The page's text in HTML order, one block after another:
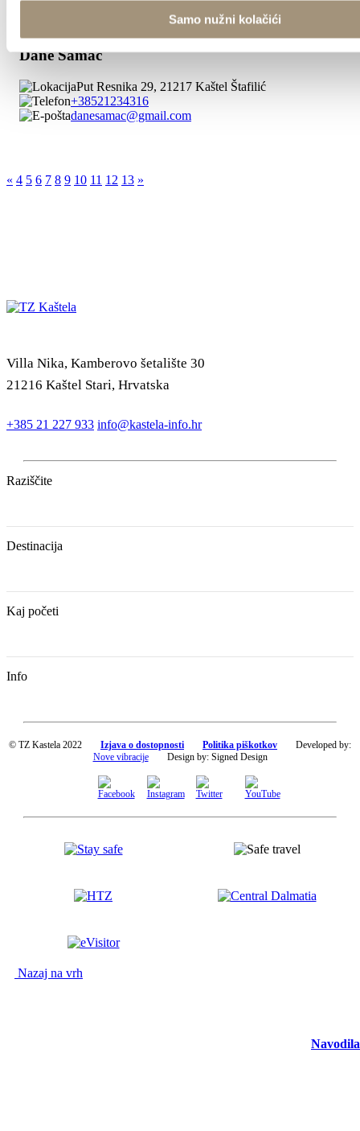
Samo nužni kolačići
Dane Samac
Put Resnika 29, 21217 Kaštel Štafilić
+38521234316
danesamac@gmail.com
« 4 5 6 7 8 9 10 11 12 13 »
Villa Nika, Kamberovo šetalište 30
21216 Kaštel Stari, Hrvatska
Navodila
+385 21 227 933 info@kastela-info.hr
Raziščite
Destinacija
Kaj početi
Info
© TZ Kastela 2022 Izjava o dostopnosti Politika piškotkov
Developed by:
Nove vibracije
Design by: Signed Design
Nazaj na vrh